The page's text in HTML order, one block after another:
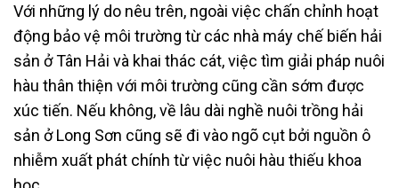
Với những lý do nêu trên, ngoài việc chấn chỉnh hoạt
động bảo vệ môi trường từ các nhà máy chế biến hải
sản ở Tân Hải và khai thác cát, việc tìm giải pháp nuôi
hàu thân thiện với môi trường cũng cần sớm được
xúc tiến. Nếu không, về lâu dài nghề nuôi trồng hải
sản ở Long Sơn cũng sẽ đi vào ngõ cụt bởi nguồn ô
nhiễm xuất phát chính từ việc nuôi hàu thiếu khoa